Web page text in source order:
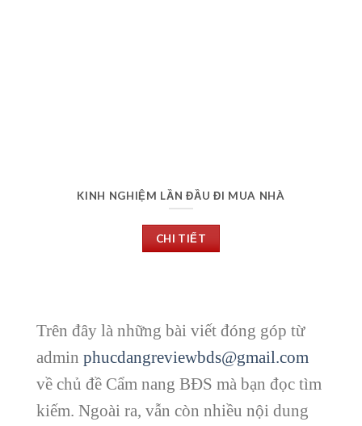
KINH NGHIỆM LẦN ĐẦU ĐI MUA NHÀ
CHI TIẾT
Trên đây là những bài viết đóng góp từ
admin phucdangreviewbds@gmail.com
về chủ đề Cẩm nang BĐS mà bạn đọc tìm
kiếm. Ngoài ra, vẫn còn nhiều nội dung